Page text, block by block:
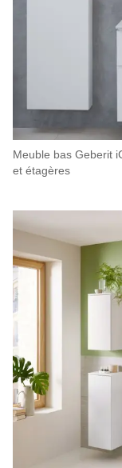
Meuble bas Geberit
et étagères